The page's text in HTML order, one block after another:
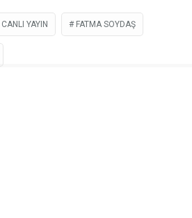
CANLI YAYIN FATMA SOYDAŞ